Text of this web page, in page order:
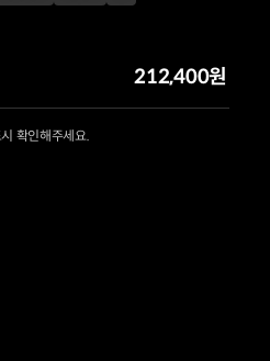
212,400원
확인해주세요.